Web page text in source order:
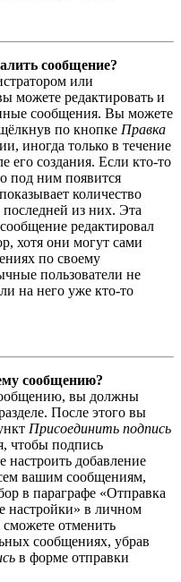
сообщение?
или
можете редактировать и
сообщения. Вы можете
по кнопке Правка
иногда только в течение
его создания. Если кто-то
под ним появится
количество
из них. Эта
редактировал
хотя они могут сами
по своему
пользователи не
на него уже кто-то
сообщению?
вы должны
После этого вы
Присоединить подпись
чтобы подпись
настроить добавление
вашим сообщениям,
в параграфе «Отправка
настройки» в личном
отменить
сообщениях, убрав
в форме отправки